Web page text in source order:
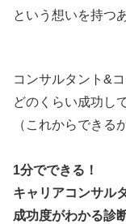
という想いを持つ
コンサルタント&
どのくらい成功し
（これからできる
1分でできる！
キャリアコンサル
成功度がわかる診